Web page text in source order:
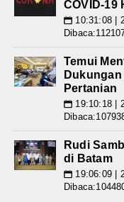
COVID-19
📅 10:31:08 |
Temui
Pertanian
📅 19:10:18 |
Rudi
di Batam
📅 19:06:09 |